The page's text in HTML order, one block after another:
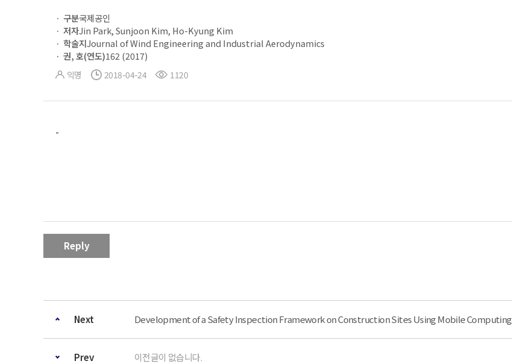
구분국제공인
저자Jin Park, Sunjoon Kim, Ho-Kyung Kim
학술지Journal of Wind Engineering and Industrial Aerodynamics
권, 호(연도)162 (2017)
익명 2018-04-24 1120
-
Reply
Next Development of a Safety Inspection Framework on Construction Sites Using Mobile Computing
Prev 이전글이 없습니다.